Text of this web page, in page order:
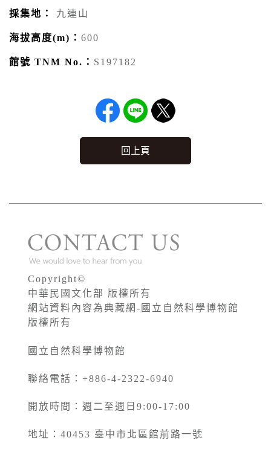
採集地： 九連山
海拔高度(m)： 600
館號 TNM No.： S197182
回上頁
Copyright©
中華民國文化部 版權所有
網站資料內容為典藏網-國立自然科學博物館
版權所有
國立自然科學博物館
聯絡電話：+886-4-2322-6940
開放時間：週二至週日9:00-17:00
地址：40453 臺中市北區館前路一號